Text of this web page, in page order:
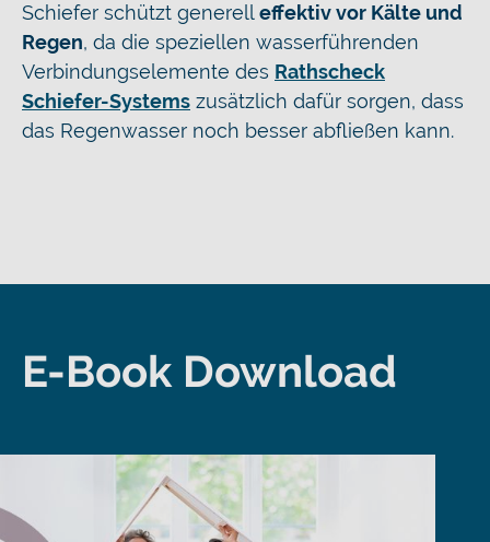
Schiefer schützt generelleffektiv vor Kälte und
Regen, da die speziellen wasserführenden
Verbindungselemente des Rathscheck
Schiefer-Systems zusätzlich dafür sorgen, dass
das Regenwasser noch besser abfließen kann.
E-Book Download